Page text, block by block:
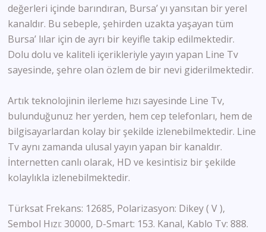
değerleri içinde barındıran, Bursa’ yı yansıtan bir yerel
kanaldır. Bu sebeple, şehirden uzakta yaşayan tüm
Bursa’ lılar için de ayrı bir keyifle takip edilmektedir.
Dolu dolu ve kaliteli içerikleriyle yayın yapan Line Tv
sayesinde, şehre olan özlem de bir nevi giderilmektedir.
Artık teknolojinin ilerleme hızı sayesinde Line Tv,
bulunduğunuz her yerden, hem cep telefonları, hem de
bilgisayarlardan kolay bir şekilde izlenebilmektedir. Line
Tv aynı zamanda ulusal yayın yapan bir kanaldır.
İnternetten canlı olarak, HD ve kesintisiz bir şekilde
kolaylıkla izlenebilmektedir.
Türksat Frekans: 12685, Polarizasyon: Dikey ( V ),
Sembol Hızı: 30000, D-Smart: 153. Kanal, Kablo Tv: 888.